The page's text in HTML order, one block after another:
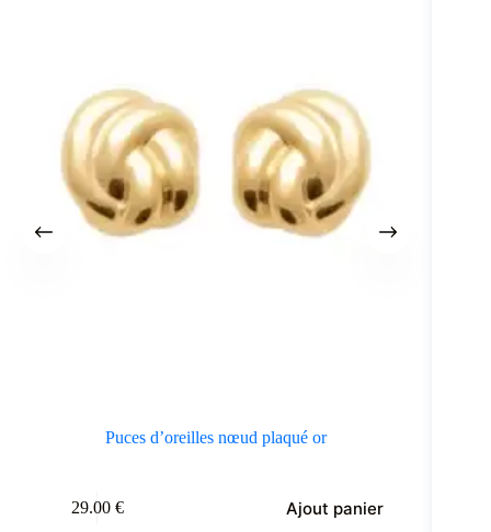
Puces d’oreilles nœud plaqué or
29.00 € Ajout panier